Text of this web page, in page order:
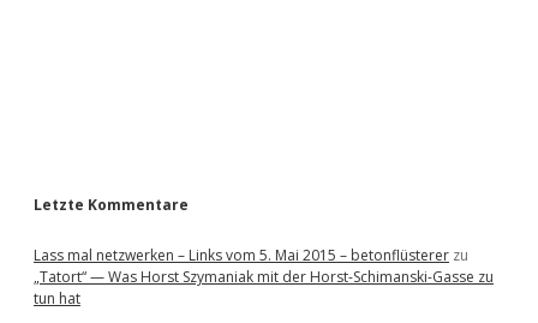
Letzte Kommentare
Lass mal netzwerken – Links vom 5. Mai 2015 – betonflüsterer zu
„Tatort“ — Was Horst Szymaniak mit der Horst-Schimanski-Gasse zu
tun hat